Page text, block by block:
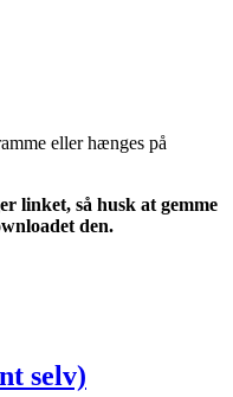
eller hænges på
linket, så husk at gemme
den.
selv)